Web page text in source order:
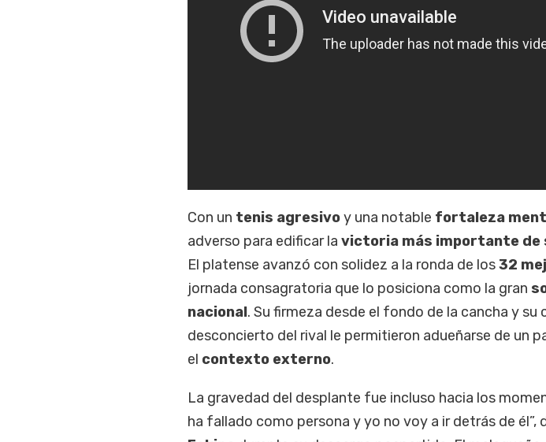
Con un tenis agresivoy una notable fortaleza
adverso para edificar la victoria más importante de
El platense avanzó con solidez a la ronda de los32
jornada consagratoria que lo posiciona como la gran
nacional. Su firmeza desde el fondo de la cancha y
desconcierto del rival le permitieron adueñarse de un
el contexto externo.
La gravedad del desplante fue incluso hacia los
ha fallado como persona y yo no voy a ir detrás de él”,